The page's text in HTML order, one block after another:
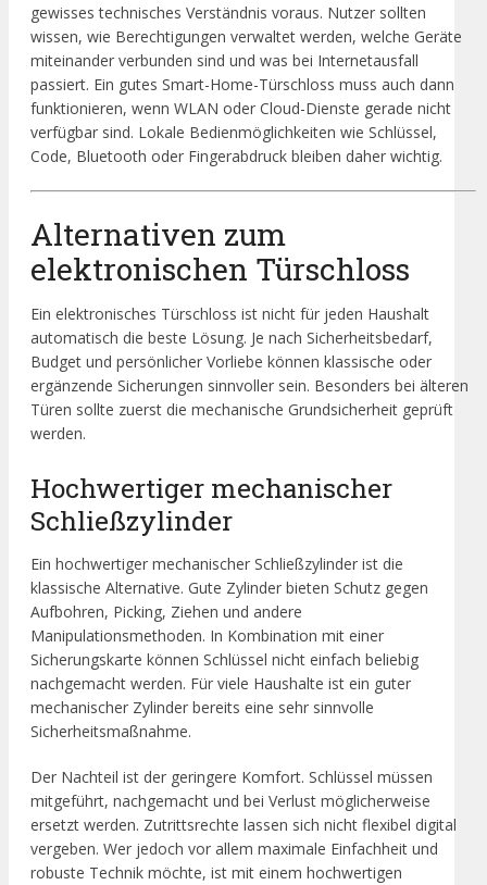
gewisses technisches Verständnis voraus. Nutzer sollten
wissen, wie Berechtigungen verwaltet werden, welche Geräte
miteinander verbunden sind und was bei Internetausfall
passiert. Ein gutes Smart-Home-Türschloss muss auch dann
funktionieren, wenn WLAN oder Cloud-Dienste gerade nicht
verfügbar sind. Lokale Bedienmöglichkeiten wie Schlüssel,
Code, Bluetooth oder Fingerabdruck bleiben daher wichtig.
Alternativen zum
elektronischen Türschloss
Ein elektronisches Türschloss ist nicht für jeden Haushalt
automatisch die beste Lösung. Je nach Sicherheitsbedarf,
Budget und persönlicher Vorliebe können klassische oder
ergänzende Sicherungen sinnvoller sein. Besonders bei älteren
Türen sollte zuerst die mechanische Grundsicherheit geprüft
werden.
Hochwertiger mechanischer
Schließzylinder
Ein hochwertiger mechanischer Schließzylinder ist die
klassische Alternative. Gute Zylinder bieten Schutz gegen
Aufbohren, Picking, Ziehen und andere
Manipulationsmethoden. In Kombination mit einer
Sicherungskarte können Schlüssel nicht einfach beliebig
nachgemacht werden. Für viele Haushalte ist ein guter
mechanischer Zylinder bereits eine sehr sinnvolle
Sicherheitsmaßnahme.
Der Nachteil ist der geringere Komfort. Schlüssel müssen
mitgeführt, nachgemacht und bei Verlust möglicherweise
ersetzt werden. Zutrittsrechte lassen sich nicht flexibel digital
vergeben. Wer jedoch vor allem maximale Einfachheit und
robuste Technik möchte, ist mit einem hochwertigen